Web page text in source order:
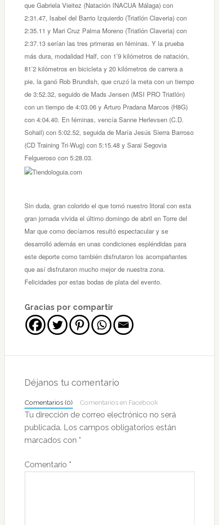
que Gabriela Vieitez (Natación INACUA Málaga) con
2:31.47, Isabel del Barrio Izquierdo (Triatlón Claveria) con
2:35.11 y Mari Cruz Palma Moreno (Triatlón Claveria) con
2:37.13 serían las tres primeras en féminas. Y la prueba
más dura, modalidad Half, con 1’9 kilómetros de natación,
81’2 kilómetros en bicicleta y 20 kilómetros de carrera a
pie, la ganó Rob Brundish, que cruzó la meta con un tiempo
de 3:52.32, seguido de Mads Jensen (MSI PRO Triatlón)
con un tiempo de 4:03.06 y Arturo Pradana Marcos (H8G)
con 4:04.40. En féminas, vencía Sanne Herlevsen (C.D.
Sohail) con 5:02.52, seguida de María Jesús Sierra Barroso
(CD Training Tri-Wug) con 5:15.48 y Sarai Segovia
Felgueroso con 5:28.03.
Sin duda, gran colorido el que tomó nuestro litoral con esta
gran jornada vivida el último domingo de abril en Torre del
Mar que como decíamos resultó espectacular y se
desarrolló además en unas condiciones espléndidas para
este deporte como también disfrutaron los acompañantes
que así disfrutaron mucho mejor de nuestra zona.
Felicidades por estas bodas de plata del evento.
Gracias por compartir
con
lectores
Déjanos tu comentario
Comentarios (0) Comentarios en Facebook
Tu dirección de correo electrónico no será
publicada. Los campos obligatorios están
marcados con *
Comentario *